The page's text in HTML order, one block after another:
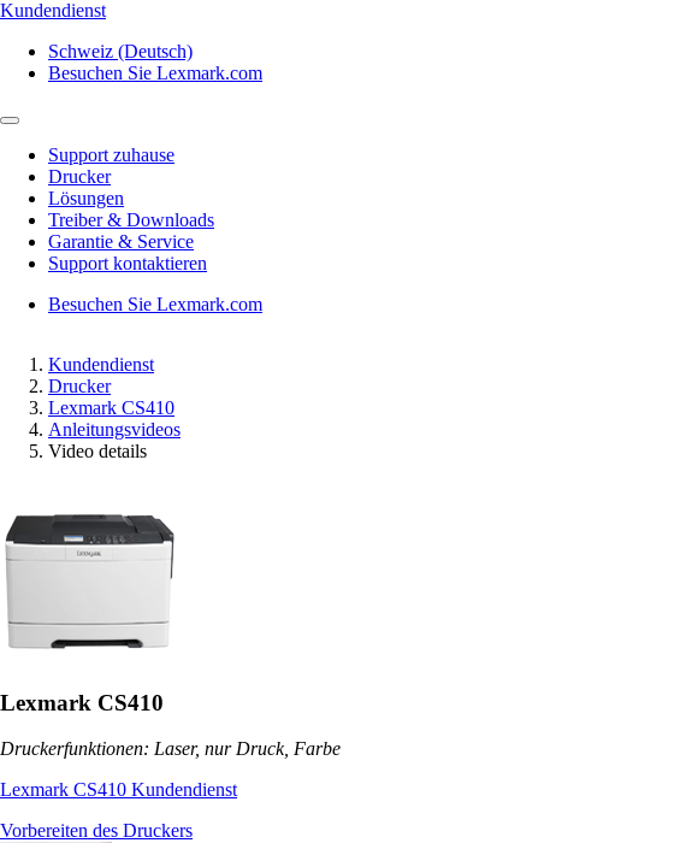
Kundendienst
Schweiz (Deutsch)
Besuchen Sie Lexmark.com
Support zuhause
Drucker
Lösungen
Treiber & Downloads
Garantie & Service
Support kontaktieren
Besuchen Sie Lexmark.com
Kundendienst
Drucker
Lexmark CS410
Anleitungsvideos
Video details
Lexmark CS410
Druckerfunktionen: Laser, nur Druck, Farbe
Lexmark CS410 Kundendienst
Vorbereiten des Druckers